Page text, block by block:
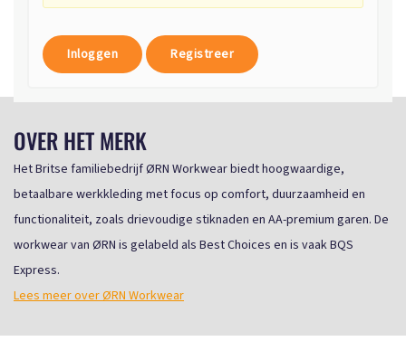
Inloggen Registreer
OVER HET MERK
Het Britse familiebedrijf ØRN Workwear biedt hoogwaardige,
betaalbare werkkleding met focus op comfort, duurzaamheid en
functionaliteit, zoals drievoudige stiknaden en AA-premium garen. De
workwear van ØRN is gelabeld als Best Choices en is vaak BQS
Express.
Lees meer over ØRN Workwear